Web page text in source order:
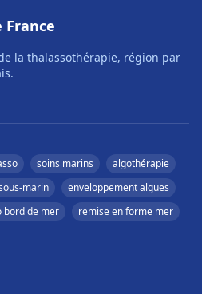
France
la thalassothérapie, région par
soins marins
algothérapie
marin
enveloppement algues
bord de mer remise en forme mer